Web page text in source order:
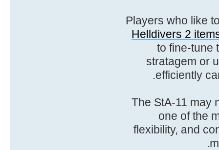
Players who like
Helldivers 2
to fine-tune
stratagem or
efficiently
The StA-11 may
one of the
flexibility, and